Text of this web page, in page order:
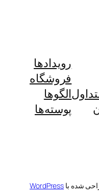
رویدادها
فروشگاه
الگوها
پوسته‌ها
شده با WordPress